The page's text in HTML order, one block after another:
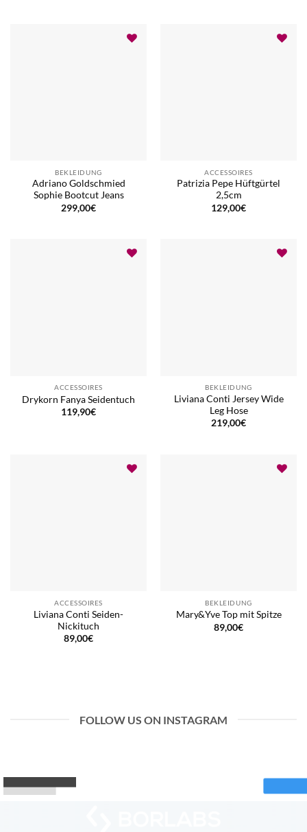
BEKLEIDUNG
Adriano Goldschmied
Sophie Bootcut Jeans
299,00€
ACCESSOIRES
Patrizia Pepe Hüftgürtel
2,5cm
129,00€
ACCESSOIRES
Drykorn Fanya Seidentuch
119,90€
BEKLEIDUNG
Liviana Conti Jersey Wide
Leg Hose
219,00€
ACCESSOIRES
Liviana Conti Seiden-
Nickituch
89,00€
BEKLEIDUNG
Mary&Yve Top mit Spitze
89,00€
FOLLOW US ON INSTAGRAM